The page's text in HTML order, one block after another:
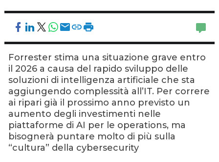
Forrester stima una situazione grave entro
il 2026 a causa del rapido sviluppo delle
soluzioni di intelligenza artificiale che sta
aggiungendo complessità all’IT. Per correre
ai ripari già il prossimo anno previsto un
aumento degli investimenti nelle
piattaforme di AI per le operations, ma
bisognerà puntare molto di più sulla
“cultura” della cybersecurity